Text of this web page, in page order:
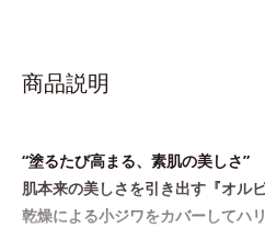
商品説明
“塗るたび高まる、素肌の美しさ”
肌本来の美しさを引き出す『オル
乾燥による小ジワをカバーしてハ